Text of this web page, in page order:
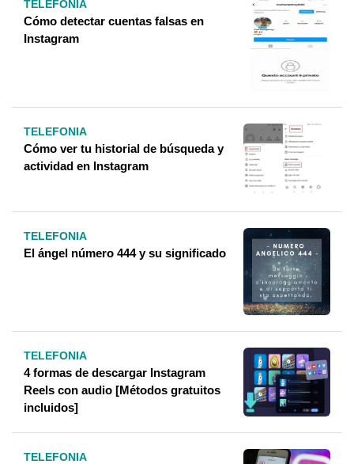
TELEFONIA
Cómo detectar cuentas falsas en
Instagram
TELEFONIA
Cómo ver tu historial de búsqueda y
actividad en Instagram
TELEFONIA
El ángel número 444 y su significado
TELEFONIA
4 formas de descargar Instagram
Reels con audio [Métodos gratuitos
incluidos]
TELEFONIA